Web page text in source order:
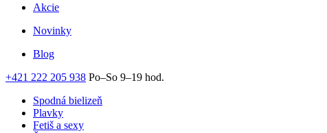
Akcie
Novinky
Blog
+421 222 205 938 Po–So 9–19 hod.
Spodná bielizeň
Plavky
Fetiš a sexy